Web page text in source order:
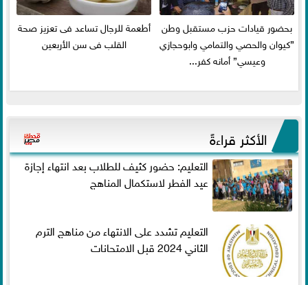
بحضور قيادات حزب مستقبل وطن
”كيوان والحصي والتمامي وابوحجازي
وعيسي” أمانه كفر...
أطعمة للرجال تساعد فى تعزيز صحة
القلب فى سن الأربعين
الأكثر قراءةً
التعليم: حضور كثيف للطلاب بعد انتهاء إجازة
عيد الفطر لاستكمال المناهج
التعليم تشدد على الانتهاء من مناهج الترم
الثاني 2024 قبل الامتحانات